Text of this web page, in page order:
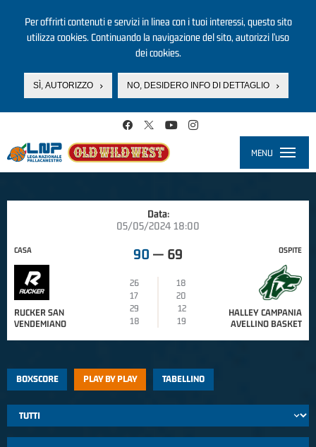
Per offrirti contenuti e servizi in linea con i tuoi interessi, questo sito
utilizza cookies. Continuando la navigazione del sito, autorizzi l’uso
dei cookies.
SÌ, AUTORIZZO NO, DESIDERO INFO DI DETTAGLIO
MENU
Data:
05/05/2024 18:00
CASA
RUCKER SAN
VENDEMIANO
90 — 69
26
18
17
20
29
12
18
19
OSPITE
HALLEY CAMPANIA
AVELLINO BASKET
BOXSCORE PLAY BY PLAY TABELLINO